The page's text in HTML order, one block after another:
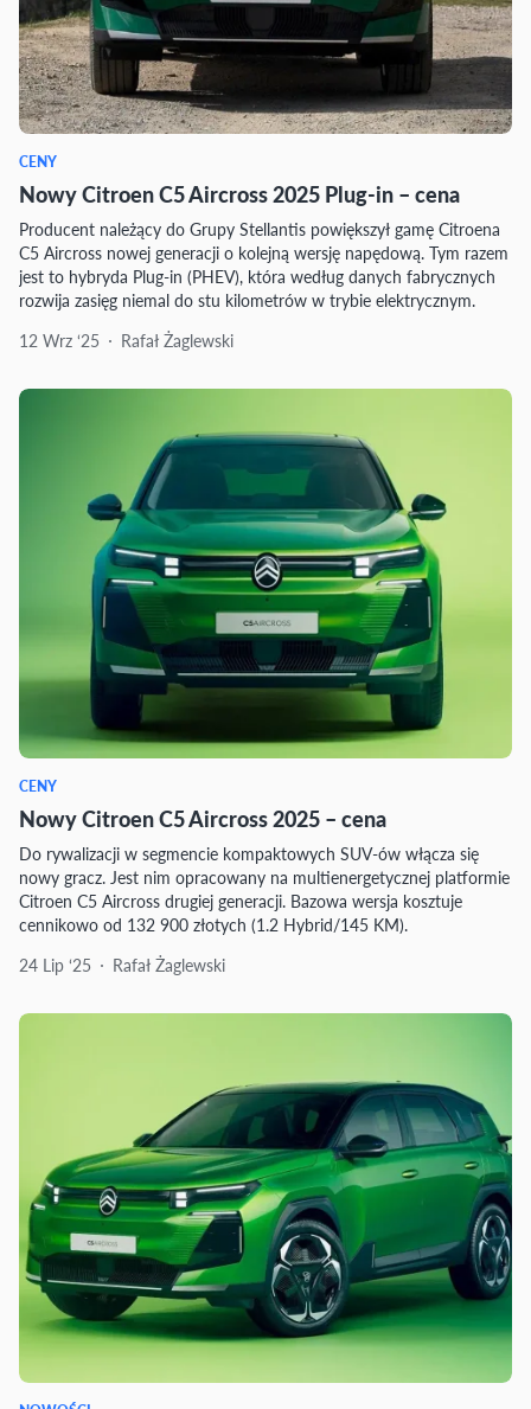
CENY
Nowy Citroen C5 Aircross 2025 Plug-in – cena
Producent należący do Grupy Stellantis powiększył gamę Citroena
C5 Aircross nowej generacji o kolejną wersję napędową. Tym razem
jest to hybryda Plug-in (PHEV), która według danych fabrycznych
rozwija zasięg niemal do stu kilometrów w trybie elektrycznym.
12 Wrz ‘25
Rafał Żaglewski
CENY
Nowy Citroen C5 Aircross 2025 – cena
Do rywalizacji w segmencie kompaktowych SUV-ów włącza się
nowy gracz. Jest nim opracowany na multienergetycznej platformie
Citroen C5 Aircross drugiej generacji. Bazowa wersja kosztuje
cennikowo od 132 900 złotych (1.2 Hybrid/145 KM).
24 Lip ‘25
Rafał Żaglewski